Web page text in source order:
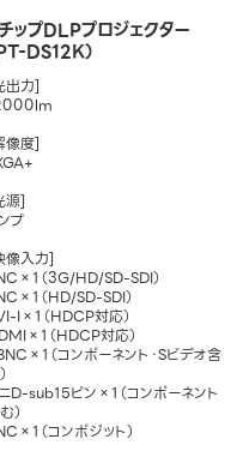
ップDLPプロジェクター
DS12K）
出力]
像度]
源]
プ
像入力]
（3G/HD/SD-SDI）
（HD/SD-SDI）
I×1（HDCP対応）
（HDCP対応）
（コンポーネント・Sビデオ含
D-sub15ピン×1（コンポーネント
）
（コンポジット）